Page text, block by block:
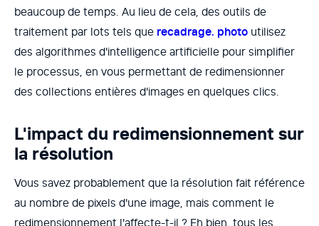
beaucoup de temps. Au lieu de cela, des outils de
traitement par lots tels que recadrage. photo utilisez
des algorithmes d'intelligence artificielle pour simplifier
le processus, en vous permettant de redimensionner
des collections entières d'images en quelques clics.
L'impact du redimensionnement sur
la résolution
Vous savez probablement que la résolution fait référence
au nombre de pixels d'une image, mais comment le
redimensionnement l'affecte-t-il ? Eh bien, tous les